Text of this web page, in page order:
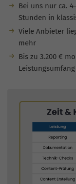
Bei uns nur ca.
Stunden in
Viele Anbieter
mehr
Bis zu 3.200 €
Leistungsumfang